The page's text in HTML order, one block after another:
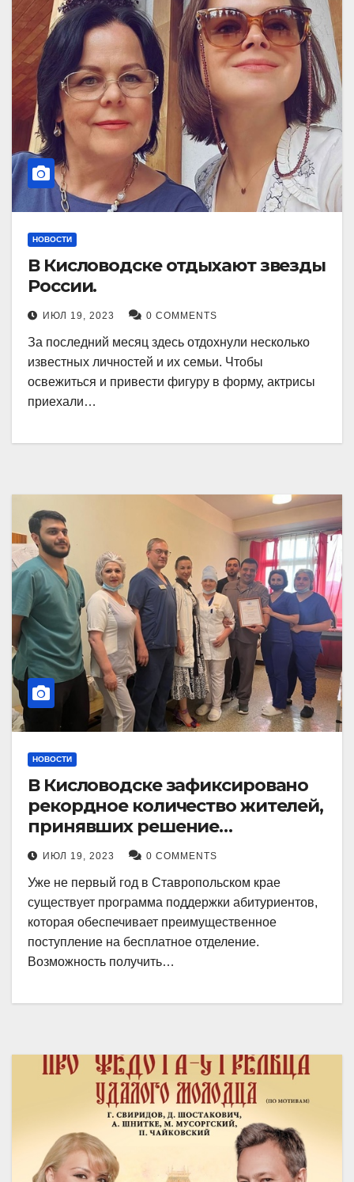
НОВОСТИ
В Кисловодске отдыхают звезды
России.
ИЮЛ 19, 2023 0 COMMENTS
За последний месяц здесь отдохнули несколько
известных личностей и их семьи. Чтобы
освежиться и привести фигуру в форму, актрисы
приехали…
НОВОСТИ
В Кисловодске зафиксировано
рекордное количество жителей,
принявших решение
воспользоваться
установленными мерами, с
целью поступления в
медицинский вуз в районе.
ИЮЛ 19, 2023 0 COMMENTS
Уже не первый год в Ставропольском крае
существует программа поддержки абитуриентов,
которая обеспечивает преимущественное
поступление на бесплатное отделение.
Возможность получить…